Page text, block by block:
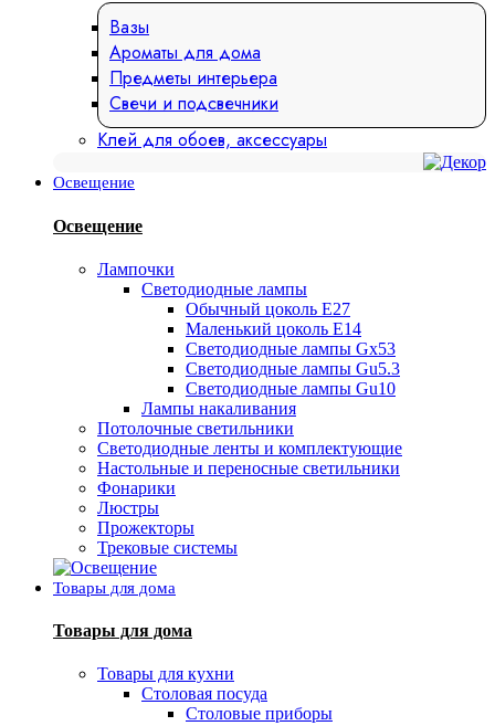
Вазы
Ароматы для дома
Предметы интерьера
Свечи и подсвечники
Клей для обоев, аксессуары
Освещение
Освещение
Лампочки
Светодиодные лампы
Обычный цоколь Е27
Маленький цоколь Е14
Светодиодные лампы Gx53
Светодиодные лампы Gu5.3
Светодиодные лампы Gu10
Лампы накаливания
Потолочные светильники
Светодиодные ленты и комплектующие
Настольные и переносные светильники
Фонарики
Люстры
Прожекторы
Трековые системы
Товары для дома
Товары для дома
Товары для кухни
Столовая посуда
Столовые приборы